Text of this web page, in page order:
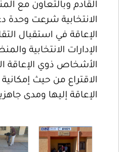
القادم وبالتعاون مع
الانتخابية شرعت
الإعاقة في استقبال
الإدارات الانتخابية
الأشخاص ذوي الإعاقة
الاقتراع من حيث
الإعاقة إليها ومدى